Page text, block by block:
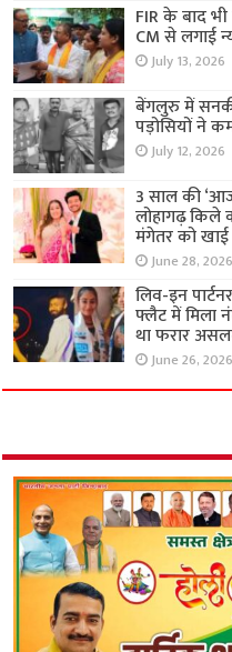
FIR के बाद भी
CM से लगाई
July 13, 2026
बेंगलुरु में
पड़ोसियों ने
July 12, 2026
3 साल की
लोहागढ़
मंगेतर को
June 28, 2026
लिव-इन
फ्लैट में मिला
था फरार
June 26, 2026